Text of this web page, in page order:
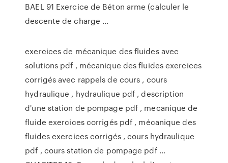
BAEL 91 Exercice de Béton arme (calculer le
descente de charge ...
exercices de mécanique des fluides avec
solutions pdf , mécanique des fluides exercices
corrigés avec rappels de cours , cours
hydraulique , hydraulique pdf , description
d'une station de pompage pdf , mecanique de
fluide exercices corrigés pdf , mécanique des
fluides exercices corrigés , cours hydraulique
pdf , cours station de pompage pdf …